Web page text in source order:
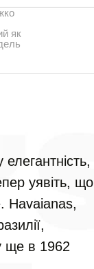
як
уявіть, що
Havaianas,
ще в 1962